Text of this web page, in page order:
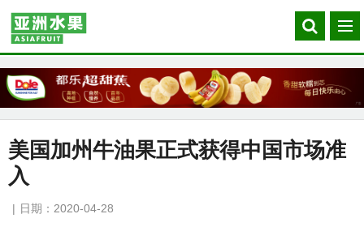
Search
our
菜
单
美国加州牛油果正式获得中国市场准
入
日期：2020-04-28